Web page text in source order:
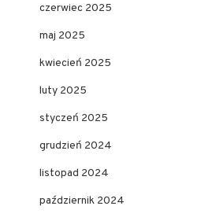
czerwiec 2025
maj 2025
kwiecień 2025
luty 2025
styczeń 2025
grudzień 2024
listopad 2024
październik 2024